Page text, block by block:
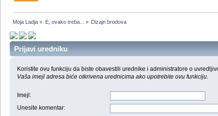
Moja Ladja » E, ovako treba... » Dizajn brodova
Prijavi uredniku
Koristite ovu funkciju da biste obavestili urednike i administratore o
Vaša imejl adresa biće otkrivena urednicima ako upotrebite ovu funkciju.
Imejl :
Unesite komentar: